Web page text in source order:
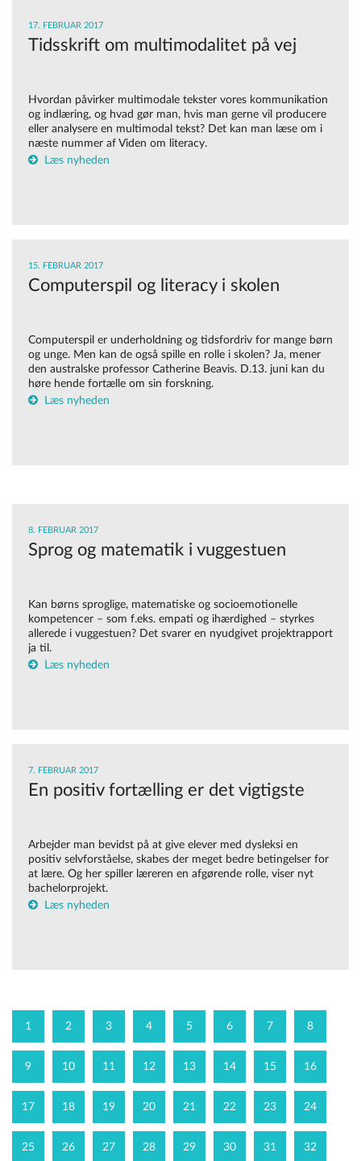
17. FEBRUAR 2017
Tidsskrift om multimodalitet på vej
Hvordan påvirker multimodale tekster vores kommunikation
og indlæring, og hvad gør man, hvis man gerne vil producere
eller analysere en multimodal tekst? Det kan man læse om i
næste nummer af Viden om literacy.
Læs nyheden
15. FEBRUAR 2017
Computerspil og literacy i skolen
Computerspil er underholdning og tidsfordriv for mange børn
og unge. Men kan de også spille en rolle i skolen? Ja, mener
den australske professor Catherine Beavis. D.13. juni kan du
høre hende fortælle om sin forskning.
Læs nyheden
8. FEBRUAR 2017
Sprog og matematik i vuggestuen
Kan børns sproglige, matematiske og socioemotionelle
kompetencer – som f.eks. empati og ihærdighed – styrkes
allerede i vuggestuen? Det svarer en nyudgivet projektrapport
ja til.
Læs nyheden
7. FEBRUAR 2017
En positiv fortælling er det vigtigste
Arbejder man bevidst på at give elever med dysleksi en
positiv selvforståelse, skabes der meget bedre betingelser for
at lære. Og her spiller læreren en afgørende rolle, viser nyt
bachelorprojekt.
Læs nyheden
1 2 3 4 5 6 7 8
9 10 11 12 13 14 15 16
17 18 19 20 21 22 23 24
25 26 27 28 29 30 31 32